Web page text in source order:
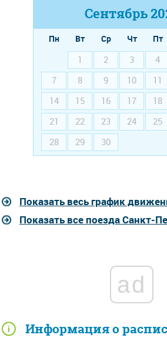
Информация о
Сентябрь
Пн Вт Ср Чт Пт
1
2 3 4
7
8 9 10 11
14
15 16 17 18
21
22 23 24 25
28
29 30
Показать весь график
Показать все поезда Санкт-
ad